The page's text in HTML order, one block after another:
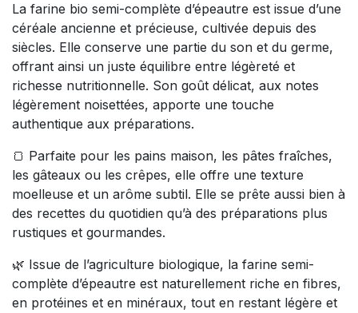
La farine bio semi-complète d’épeautre est issue d’une
céréale ancienne et précieuse, cultivée depuis des
siècles. Elle conserve une partie du son et du germe,
offrant ainsi un juste équilibre entre légèreté et
richesse nutritionnelle. Son goût délicat, aux notes
légèrement noisettées, apporte une touche
authentique aux préparations.
🍞 Parfaite pour les pains maison, les pâtes fraîches,
les gâteaux ou les crêpes, elle offre une texture
moelleuse et un arôme subtil. Elle se prête aussi bien à
des recettes du quotidien qu’à des préparations plus
rustiques et gourmandes.
🌿 Issue de l’agriculture biologique, la farine semi-
complète d’épeautre est naturellement riche en fibres,
en protéines et en minéraux, tout en restant légère et